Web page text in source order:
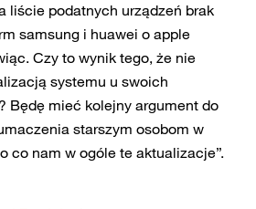
liście podatnych urządzeń brak
samsung i huawei o apple
Czy to wynik tego, że nie
systemu u swoich
Będę mieć kolejny argument do
starszym osobom w
co nam w ogóle te aktualizacje”.